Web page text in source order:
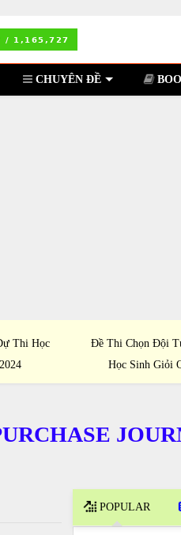
CHUYÊN ĐỀ
Thi Học
Đề Thi Chọn Đội
Học Sinh Giỏi
POPULAR